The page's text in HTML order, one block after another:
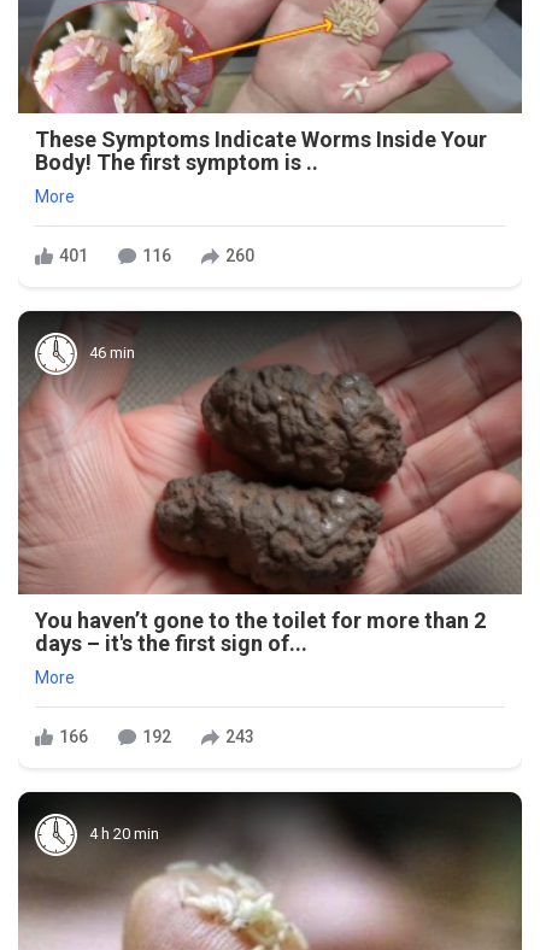
These Symptoms Indicate Worms Inside Your
Body! The first symptom is ..
More
401 116 260
46 min
You haven’t gone to the toilet for more than 2
days – it's the first sign of...
More
166 192 243
4 h 20 min